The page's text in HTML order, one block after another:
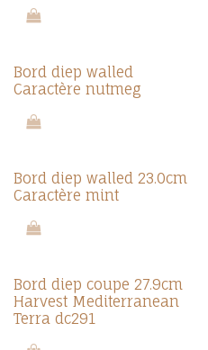
Bord diep walled
Caractère nutmeg
Bord diep walled 23.0cm
Caractère mint
Bord diep coupe 27.9cm
Harvest Mediterranean
Terra dc291